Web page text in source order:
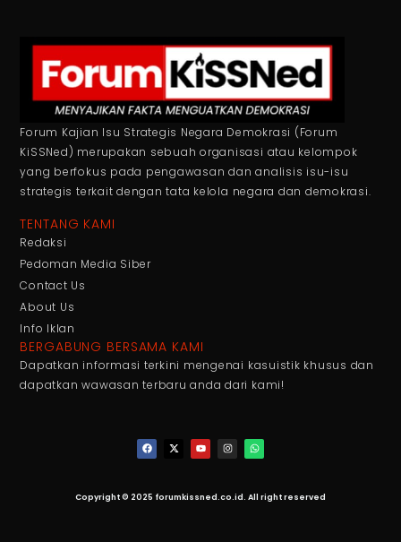
Forum Kajian Isu Strategis Negara Demokrasi (Forum
KiSSNed) merupakan sebuah organisasi atau kelompok
yang berfokus pada pengawasan dan analisis isu-isu
strategis terkait dengan tata kelola negara dan demokrasi.
TENTANG KAMI
Redaksi
Pedoman Media Siber
Contact Us
About Us
Info Iklan
BERGABUNG BERSAMA KAMI
Dapatkan informasi terkini mengenai kasuistik khusus dan
dapatkan wawasan terbaru anda dari kami!
Copyright © 2025 forumkissned.co.id. All right reserved